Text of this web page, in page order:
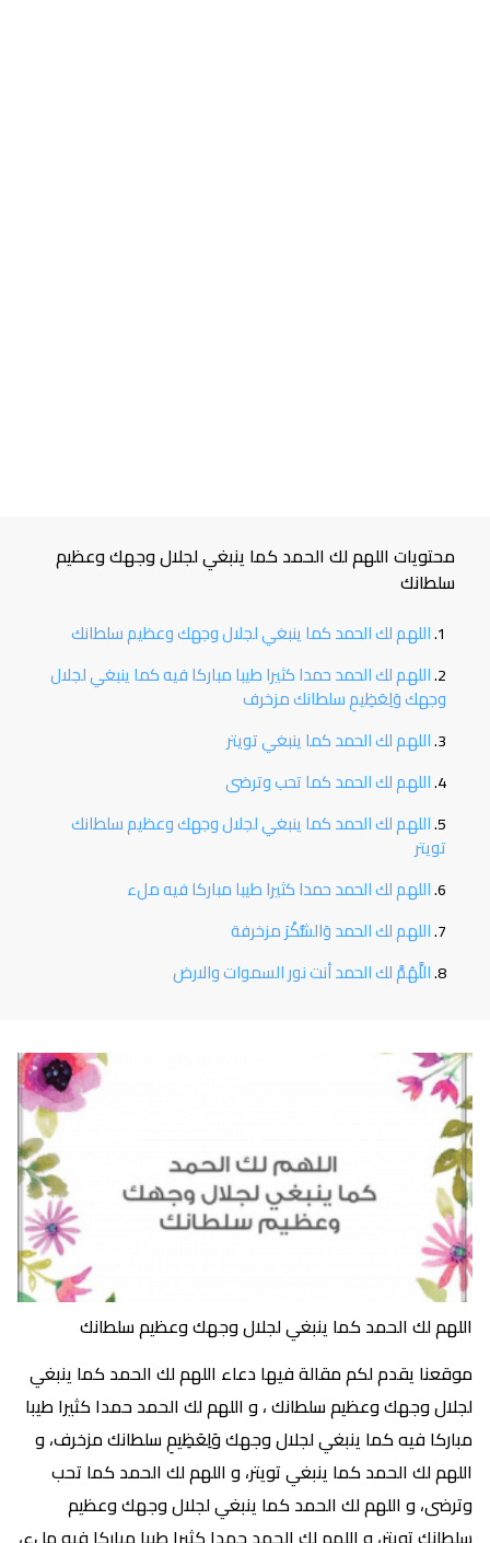
محتويات اللهم لك الحمد كما ينبغي لجلال وجهك وعظيم
سلطانك
اللهم لك الحمد كما ينبغي لجلال وجهك وعظيم سلطانك
اللهم لك الحمد حمدا كثيرا طيبا مباركا فيه كما ينبغي لجلال
وجهك وَلِعَظِيمِ سلطانك مزخرف
اللهم لك الحمد كما ينبغي تويتر
اللهم لك الحمد كما تحب وترضى
اللهم لك الحمد كما ينبغي لجلال وجهك وعظيم سلطانك
تويتر
اللهم لك الحمد حمدا كثيرا طيبا مباركا فيه ملء
اللهم لك الحمد وَالشُّكْرَ مزخرفة
اللَّهُمَّ لك الحمد أنت نور السموات والارض
اللهم لك الحمد كما ينبغي لجلال وجهك وعظيم سلطانك
موقعنا يقدم لكم مقالة فيها دعاء اللهم لك الحمد كما ينبغي
لجلال وجهك وعظيم سلطانك ، و اللهم لك الحمد حمدا كثيرا طيبا
مباركا فيه كما ينبغي لجلال وجهك وَلِعَظِيمِ سلطانك مزخرف، و
اللهم لك الحمد كما ينبغي تويتر، و اللهم لك الحمد كما تحب
وترضى، و اللهم لك الحمد كما ينبغي لجلال وجهك وعظيم